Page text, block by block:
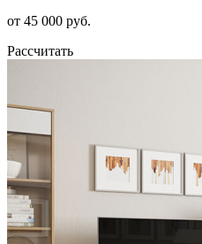
от 45 000 руб.
Рассчитать